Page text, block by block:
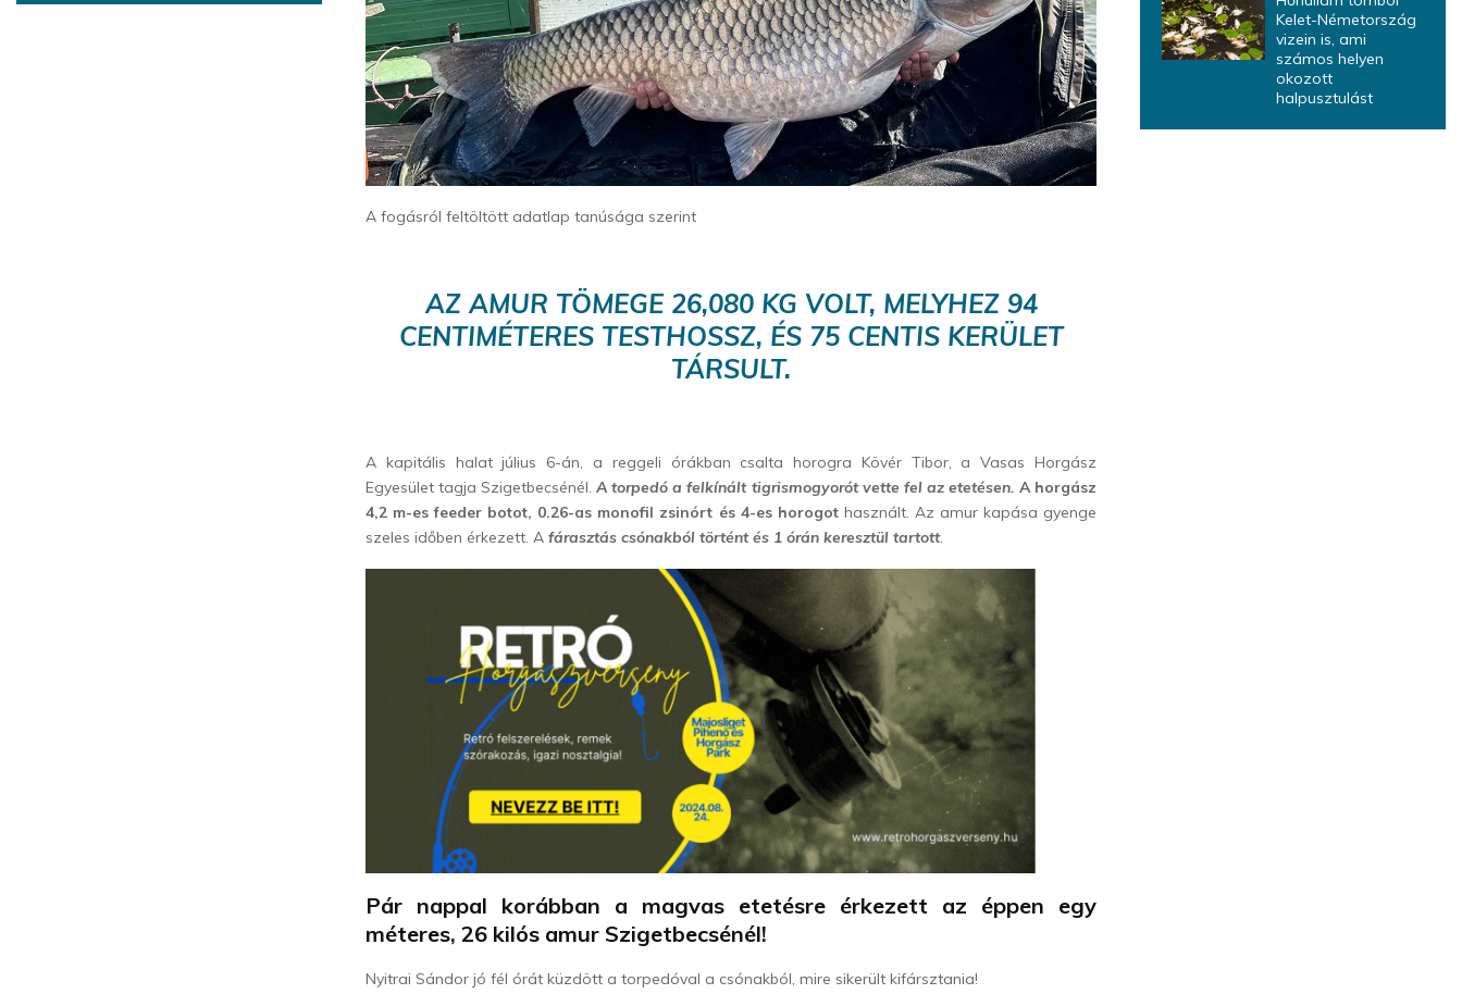
A fogásról feltöltött adatlap tanúsága szerint
AZ AMUR TÖMEGE 26,080 KG VOLT, MELYHEZ 94
CENTIMÉTERES TESTHOSSZ, ÉS 75 CENTIS KERÜLET
TÁRSULT.
A kapitális halat július 6-án, a reggeli órákban csalta horogra Kövér Tibor, a Vasas Horgász
Egyesület tagja Szigetbecsénél.A torpedó a felkínált tigrismogyorót vette fel az etetésen. A horgász
4,2 m-es feeder botot, 0.26-as monofil zsinórt és 4-es horogothasznált. Az amur kapása gyenge
szeles időben érkezett. Afárasztás csónakból történt és 1 órán keresztül tartott.
Pár nappal korábban a magvas etetésre érkezett az éppen egy
méteres, 26 kilós amur Szigetbecsénél!
Nyitrai Sándor jó fél órát küzdött a torpedóval a csónakból, mire sikerült kifársztania!
Kelet-Németország
vizein is, ami
számos helyen
okozott
halpusztulást